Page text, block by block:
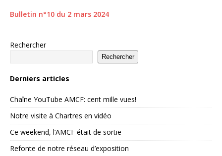
Bulletin n°10 du 2 mars 2024
Rechercher
Rechercher
Derniers articles
Chaîne YouTube AMCF: cent mille vues!
Notre visite à Chartres en vidéo
Ce weekend, l’AMCF était de sortie
Refonte de notre réseau d’exposition